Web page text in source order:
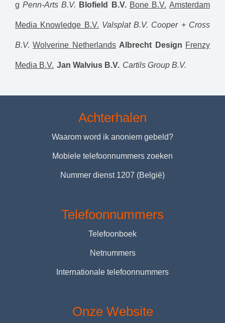
g Penn-Arts B.V. Blofield B.V. Bone B.V. Amsterdam
Media Knowledge B.V. Valsplat B.V. Cooper + Cross
B.V. Wolverine Netherlands Albrecht Design Frenzy
Media B.V. Jan Walvius B.V. Cartils Group B.V.
Achterhalen
Waarom word ik anoniem gebeld?
Mobiele telefoonnummers zoeken
Nummer dienst 1207 (België)
Telefoonnummers
Telefoonboek
Netnummers
Internationale telefoonnummers
Onze Website